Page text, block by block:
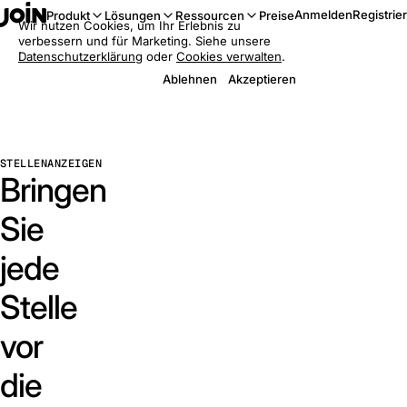
Produkt Lösungen Ressourcen PreiseAnmelden
STELLENANZEIGEN
Bringen
Sie
jede
Stelle
vor
die
Wir nutzen Cookies, um Ihr Erlebnis zu
verbessern und für Marketing. Siehe unsere
Datenschutzerklärung oder Cookies verwalten.
Ablehnen
Akzeptieren